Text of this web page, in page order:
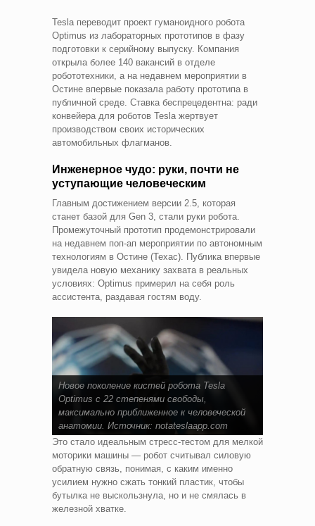
Tesla переводит проект гуманоидного робота
Optimus из лабораторных прототипов в фазу
подготовки к серийному выпуску. Компания
открыла более 140 вакансий в отделе
робототехники, а на недавнем мероприятии в
Остине впервые показала работу прототипа в
публичной среде. Ставка беспрецедентна: ради
конвейера для роботов Tesla жертвует
производством своих исторических
автомобильных флагманов.
Инженерное чудо: руки, почти не
уступающие человеческим
Главным достижением версии 2.5, которая
станет базой для Gen 3, стали руки робота.
Промежуточный прототип продемонстрировали
на недавнем поп-ап мероприятии по автономным
технологиям в Остине (Техас). Публика впервые
увидела новую механику захвата в реальных
условиях: Optimus примерил на себя роль
ассистента, раздавая гостям воду.
Новое поколение кистей робота Tesla
Optimus с 22 степенями свободы,
максимально приближенное к человеческой
анатомии. Источник: notateslaapp.com
Это стало идеальным стресс-тестом для мелкой
моторики машины — робот считывал силовую
обратную связь, понимая, с каким именно
усилием нужно сжать тонкий пластик, чтобы
бутылка не выскользнула, но и не смялась в
железной хватке.